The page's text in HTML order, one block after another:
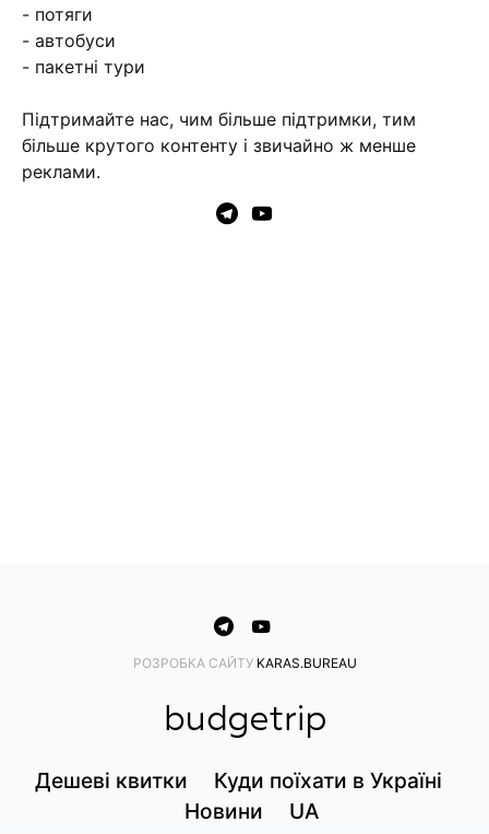
- потяги
- автобуси
- пакетні тури
Підтримайте нас, чим більше підтримки, тим
більше крутого контенту і звичайно ж менше
реклами.
PОЗРОБКА САЙТУ KARAS.BUREAU
Дешеві квитки
Куди поїхати в Україні
Новини
UA